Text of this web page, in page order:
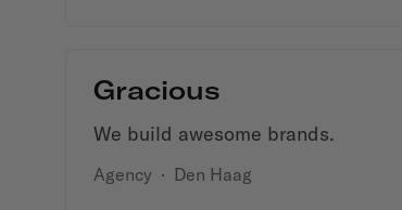
Gracious
We build awesome brands.
Agency · Den Haag